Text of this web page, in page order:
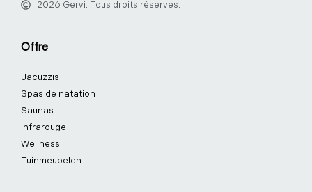
e
o
o
-
f
k
-
i
t
t
t
t
2026 Gervi. Tous droits réservés.
Offre
Jacuzzis
Spas de natation
Saunas
Infrarouge
Wellness
Tuinmeubelen